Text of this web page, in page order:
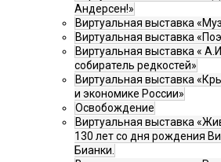
Андерсен!»
Виртуальная выставка
Виртуальная выставка
Виртуальная выставка «
собиратель редкостей»
Виртуальная выставка
и экономике России»
Освобождение
Виртуальная выставка
130 лет со дня рождения
Бианки.